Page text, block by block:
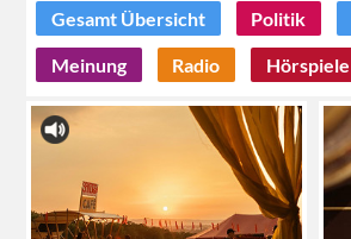
Gesamt Übersicht Politik
Meinung Radio